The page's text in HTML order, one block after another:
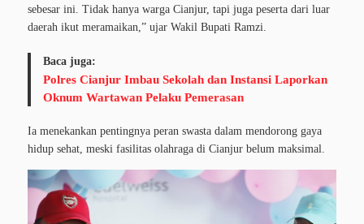
sebesar ini. Tidak hanya warga Cianjur, tapi juga peserta dari luar
daerah ikut meramaikan,” ujar Wakil Bupati Ramzi.
Baca juga:
Polres Cianjur Imbau Sekolah dan Instansi Laporkan
Oknum Wartawan Pelaku Pemerasan
Ia menekankan pentingnya peran swasta dalam mendorong gaya
hidup sehat, meski fasilitas olahraga di Cianjur belum maksimal.